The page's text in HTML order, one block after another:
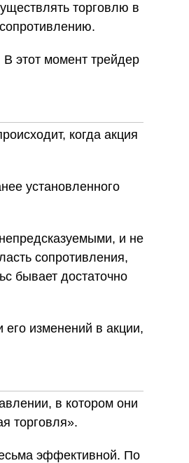
торговлю в
этот момент трейдер
когда акция
установленного
и не
сопротивления,
бывает достаточно
изменений в акции,
в котором они
торговля».
эффективной. По